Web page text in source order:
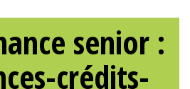
senior :
crédits-